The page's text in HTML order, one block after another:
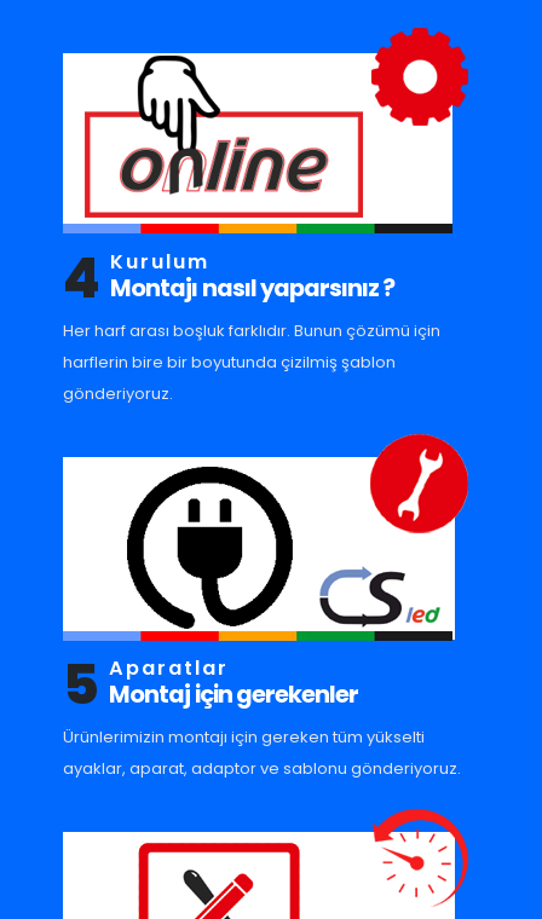
4 Kurulum
Montajı nasıl yaparsınız ?
Her harf arası boşluk farklıdır. Bunun çözümü için
harflerin bire bir boyutunda çizilmiş şablon
gönderiyoruz.
5 Aparatlar
Montaj için gerekenler
Ürünlerimizin montajı için gereken tüm yükselti
ayaklar, aparat, adaptor ve sablonu gönderiyoruz.